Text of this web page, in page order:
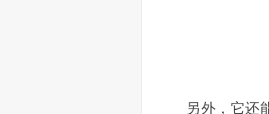
另外，它还